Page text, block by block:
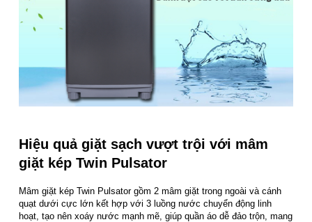
Hiệu quả giặt sạch vượt trội với mâm
giặt kép Twin Pulsator
Mâm giặt kép Twin Pulsator gồm 2 mâm giặt trong ngoài và cánh
quạt dưới cực lớn kết hợp với 3 luồng nước chuyển động linh
hoạt, tạo nên xoáy nước mạnh mẽ, giúp quần áo dễ đảo trộn, mang